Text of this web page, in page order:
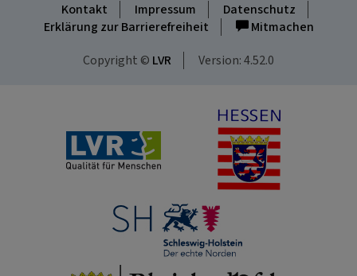
Kontakt Impressum
Datenschutz
Erklärung zur Barrierefreiheit
Mitmachen
Copyright © LVR Version: 4.52.0